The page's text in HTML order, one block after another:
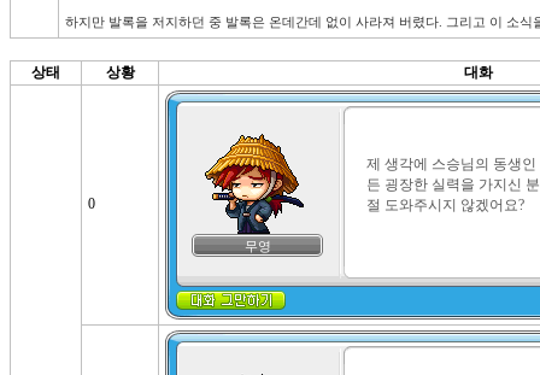
하지만 발록을 저지하던 중 발록은 온데간데 없이 사라져 버렸다. 그리고 이 소식
상태 상황 대화
0
무영
제 생각에 스승님의 동생
든 굉장한 실력을 가지신
절 도와주시지 않겠어요?